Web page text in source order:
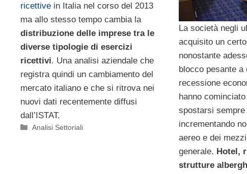
ricettive in Italia nel corso del 2013
ma allo stesso tempo cambia la
distribuzione delle imprese tra le
diverse tipologie di esercizi
ricettivi. Una analisi aziendale che
registra quindi un cambiamento del
mercato italiano e che si ritrova nei
nuovi dati recentemente diffusi
dall’ISTAT.
Categorie
Analisi Settoriali
La società negli
acquisito un
nonostante
blocco pesante a
recessione
hanno
spostarsi sempre
incrementando
aereo e dei
generale. Hotel,
strutture